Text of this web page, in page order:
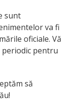
sunt
va fi
oficiale. Vă
periodic pentru
să